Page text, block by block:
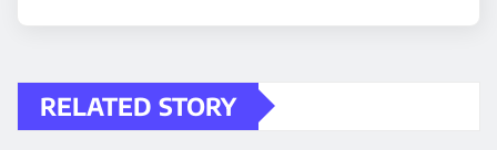
RELATED STORY